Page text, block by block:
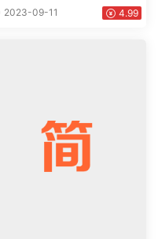
通用英文简历Word模板下载
2023-09-11 4.99